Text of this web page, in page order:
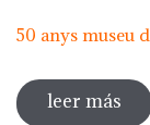
50 anys museu
leer más